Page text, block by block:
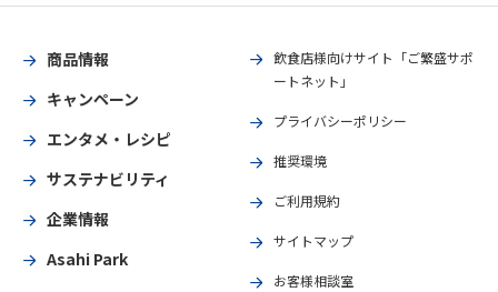
商品情報
キャンペーン
エンタメ・レシピ
サステナビリティ
企業情報
Asahi Park
飲食店様向けサイト「ご繁盛サポ
ートネット」
プライバシーポリシー
推奨環境
ご利用規約
サイトマップ
お客様相談室